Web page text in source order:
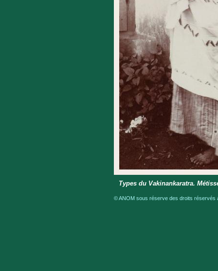
Types du Vakinankaratra.
© ANOM sous réserve des droits réservés